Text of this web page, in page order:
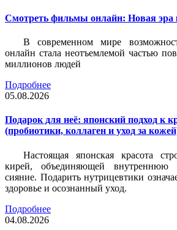
Смотреть фильмы онлайн: Новая эра
В современном мире
онлайн стала неотъемлемой частью
миллионов людей
Подробнее
05.08.2026
Подарок для неё: японский подход к
(пробиотики, коллаген и уход за
Настоящая японская красота
кирей, объединяющей внутреннюю
сияние. Подарить нутрицевтики
здоровье и осознанный уход.
Подробнее
04.08.2026